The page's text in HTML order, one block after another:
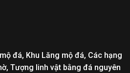
đá, Khu Lăng mộ đá, Các hạng
Tượng linh vật bằng đá nguyên